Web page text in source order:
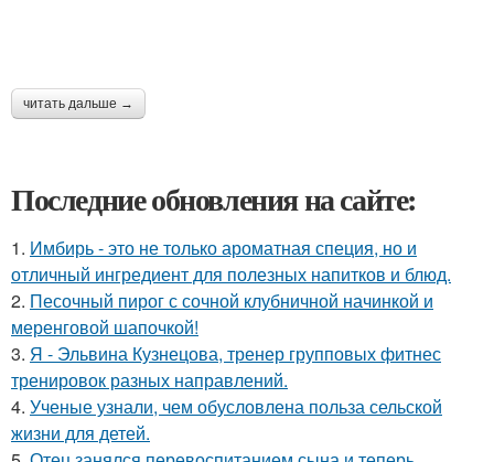
читать дальше →
Последние обновления на сайте:
1. Имбирь - это не только ароматная специя, но и
отличный ингредиент для полезных напитков и блюд.
2. Песочный пирог с сочной клубничной начинкой и
меренговой шапочкой!
3. Я - Эльвина Кузнецова, тренер групповых фитнес
тренировок разных направлений.
4. Ученые узнали, чем обусловлена польза сельской
жизни для детей.